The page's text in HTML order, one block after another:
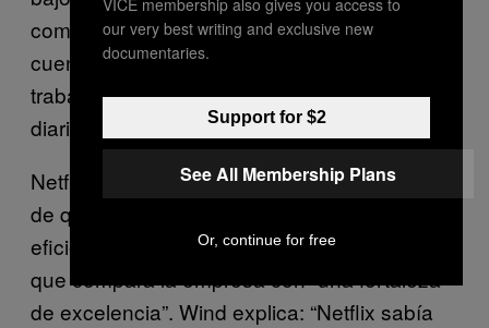
comportabas en Netflix, eras una mierda”,
cuenta. “¿Por qué no podrías acabar tu
trabajo en un período de ocho horas
diarias?”.
Netflix paga buenos salarios para asegurarse
de que están contratando lo mejor y más
eficiente. En el libro se cita a un empleado
que compara la empresa con “una fortaleza
de excelencia”. Wind explica: “Netflix sabía
our very best writing and exclusive new
documentaries.
Support for $2
See All Membership Plans
Or, continue for free